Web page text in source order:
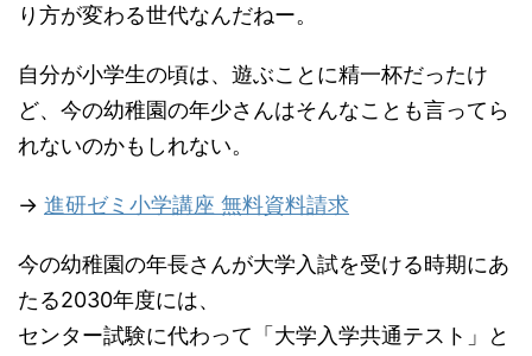
り方が変わる世代なんだねー。
自分が小学生の頃は、遊ぶことに精一杯だったけ
ど、今の幼稚園の年少さんはそんなことも言ってら
れないのかもしれない。
→ 進研ゼミ小学講座 無料資料請求
今の幼稚園の年長さんが大学入試を受ける時期にあ
たる2030年度には、
センター試験に代わって「大学入学共通テスト」と